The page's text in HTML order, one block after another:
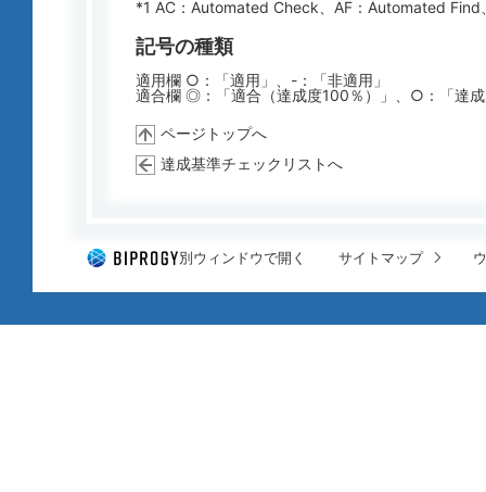
*1 AC： Automated Check 、AF： Automated Find
記号の種類
適用欄 ○：「適用」、-：「非適用」
適合欄 ◎：「適合（達成度100％）」、○：「達
ページトップへ
達成基準チェックリストへ
別ウィンドウで開く サイトマップ